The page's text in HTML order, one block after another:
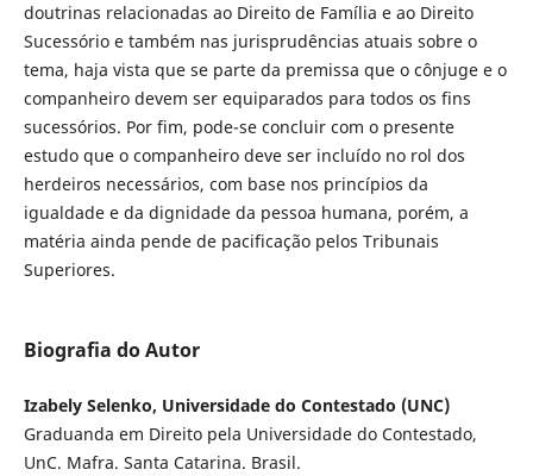
doutrinas relacionadas ao Direito de Família e ao Direito
Sucessório e também nas jurisprudências atuais sobre o
tema, haja vista que se parte da premissa que o cônjuge e o
companheiro devem ser equiparados para todos os fins
sucessórios. Por fim, pode-se concluir com o presente
estudo que o companheiro deve ser incluído no rol dos
herdeiros necessários, com base nos princípios da
igualdade e da dignidade da pessoa humana, porém, a
matéria ainda pende de pacificação pelos Tribunais
Superiores.
Biografia do Autor
Izabely Selenko, Universidade do Contestado (UNC)
Graduanda em Direito pela Universidade do Contestado,
UnC. Mafra. Santa Catarina. Brasil.